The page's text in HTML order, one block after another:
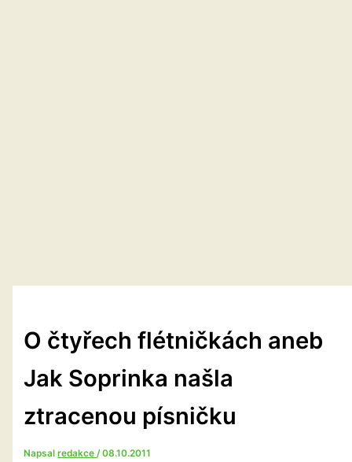
O čtyřech flétničkách aneb
Jak Soprinka našla
ztracenou písničku
Napsalredakce/08.10.2011